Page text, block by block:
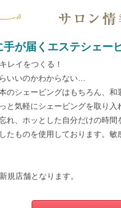
が届くエステシェー
レイをつくる！
いいのかわからない…
のシェービングはもちろん、和
と気軽にシェービングを取り
れ、ホッとした自分だけの時間
たものを使用しております。
規店舗となります。